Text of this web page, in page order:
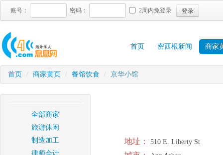
账号： 密码： 2周内免登录 登录
首页 密西根新闻 商家
首页 / 商家黄页 / 餐馆饮食 / 京华小馆
全部商家
旅游休闲
制造加工
律师会计
地址： 510 E. Liberty St